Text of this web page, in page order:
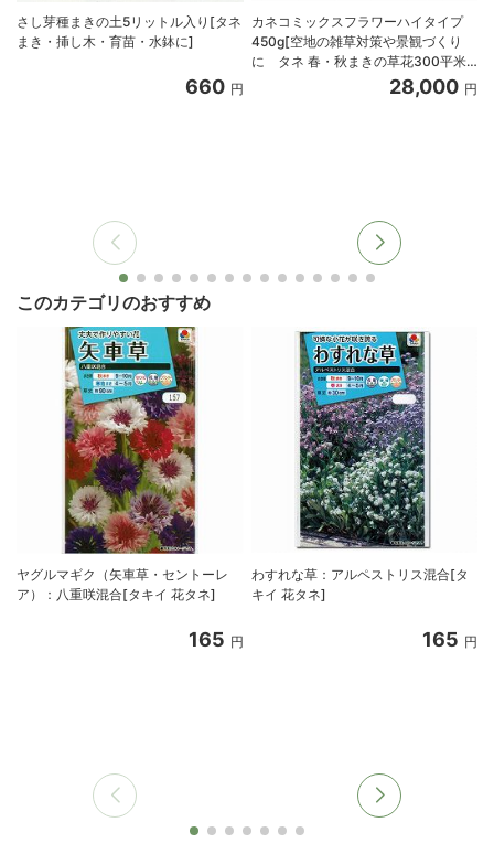
さし芽種まきの土5リットル入り[タネ
まき・挿し木・育苗・水鉢に]
660 円
カネコミックスフラワーハイタイプ
450g[空地の雑草対策や景観づくり
に タネ 春・秋まきの草花300平米
28,000 円
このカテゴリのおすすめ
ヤグルマギク（矢車草・セントーレ
ア）：八重咲混合[タキイ 花タネ]
165 円
わすれな草：アルペストリス混合[タ
キイ 花タネ]
165 円